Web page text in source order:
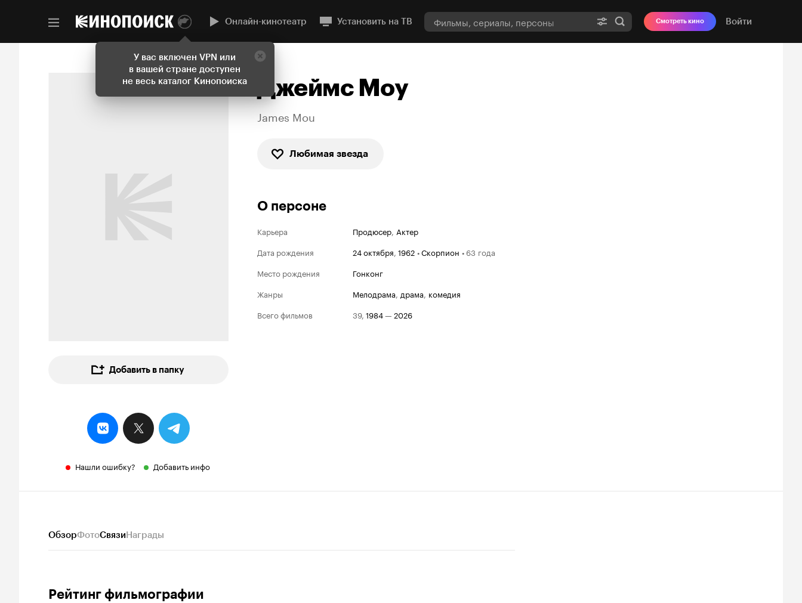
У вас включен VPN или
в вашей стране доступен
не весь каталог Кинопоиска
Онлайн-кинотеатр Установить на ТВ Смотреть кино Войти
Добавить в папку
Нашли ошибку? Добавить инфо
Джеймс Моу
James Mou
Любимая звезда
О персоне
Карьера Продюсер, Актер
Дата рождения
24 октября, 1962 •Скорпион • 63 года
Место рождения
Гонконг
Жанры
мелодрама, драма, комедия
Всего фильмов
39, 1984— 2026
ОбзорФотоСвязиНаграды
Рейтинг фильмографии